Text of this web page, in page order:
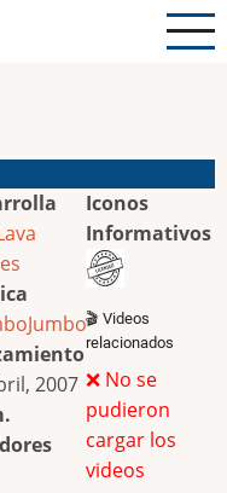
2007
Iconos
Informativos
🎬 Videos
relacionados
❌ No se
pudieron
cargar los
videos